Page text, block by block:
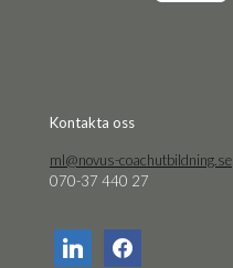
Kon­tak­ta oss
ml@novus-coachutbildning.se
070-37 440 27
linkedin facebook